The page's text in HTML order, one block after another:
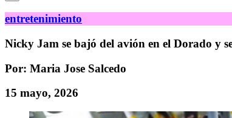
entretenimiento
Nicky Jam se bajó del avión en el Dorado y
Por: Maria Jose Salcedo
15 mayo, 2026